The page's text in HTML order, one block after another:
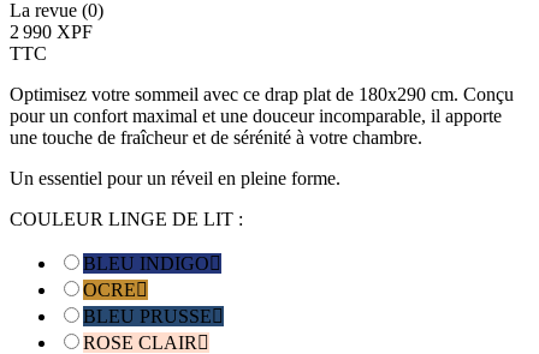
La revue (0)
2 990 XPF
TTC
Optimisez votre sommeil avec ce drap plat de 180x290 cm. Conçu
pour un confort maximal et une douceur incomparable, il apporte
une touche de fraîcheur et de sérénité à votre chambre.
Un essentiel pour un réveil en pleine forme.
COULEUR LINGE DE LIT :
BLEU INDIGO
OCRE
BLEU PRUSSE
ROSE CLAIR 